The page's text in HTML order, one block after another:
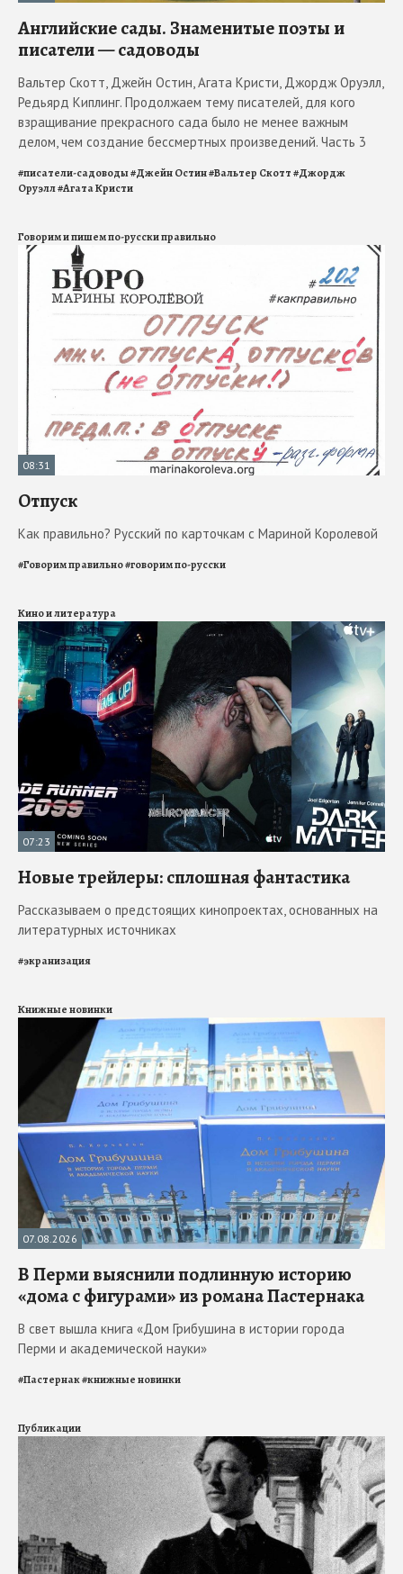
Английские сады. Знаменитые поэты и
писатели — садоводы
Вальтер Скотт, Джейн Остин, Агата Кристи, Джордж Оруэлл,
Редьярд Киплинг. Продолжаем тему писателей, для кого
взращивание прекрасного сада было не менее важным
делом, чем создание бессмертных произведений. Часть 3
#писатели-садоводы#Джейн Остин#Вальтер Скотт#Джордж
Оруэлл#Агата Кристи
Говорим и пишем по-русски правильно
08:31
Отпуск
Как правильно? Русский по карточкам с Мариной Королевой
#Говорим правильно#говорим по-русски
Кино и литература
07:23
Новые трейлеры: сплошная фантастика
Рассказываем о предстоящих кинопроектах, основанных на
литературных источниках
#экранизация
Книжные новинки
07.08.2026
В Перми выяснили подлинную историю
«дома с фигурами» из романа Пастернака
В свет вышла книга «Дом Грибушина в истории города
Перми и академической науки»
#Пастернак#книжные новинки
Публикации